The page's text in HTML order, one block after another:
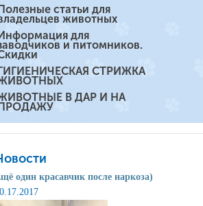
статьи для
животных
для
и питомников.
СТРИЖКА
В ДАР И НА
один красавчик после наркоза)